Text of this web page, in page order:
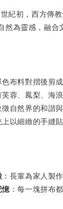
紀初，西方傳
然為靈感，融合
布料對摺後剪
蓉、鳳梨、海浪
徵自然界的和諧與
上以細緻的手縫
：長輩為家人製
：每一塊拼布